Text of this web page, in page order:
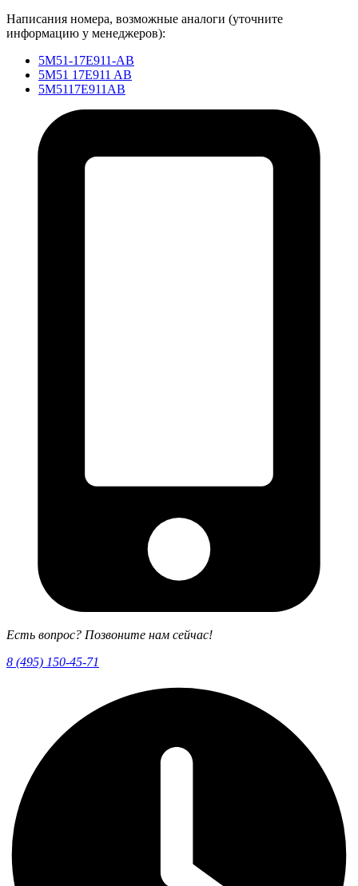
Написания номера, возможные аналоги (уточните
информацию у менеджеров):
5M51-17E911-AB
5M51 17E911 AB
5M5117E911AB
Есть вопрос? Позвоните нам сейчас!
8 (495) 150-45-71